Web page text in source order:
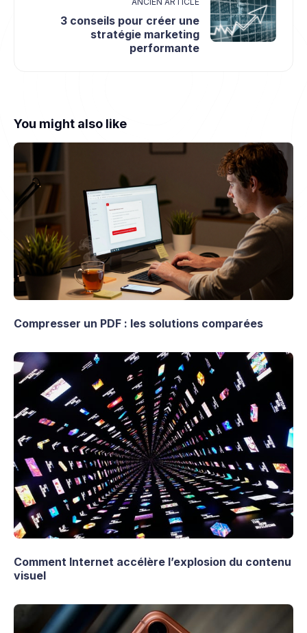
3 conseils pour créer une
stratégie marketing
performante
You might also like
Compresser un PDF : les solutions comparées
Comment Internet accélère l’explosion du contenu
visuel